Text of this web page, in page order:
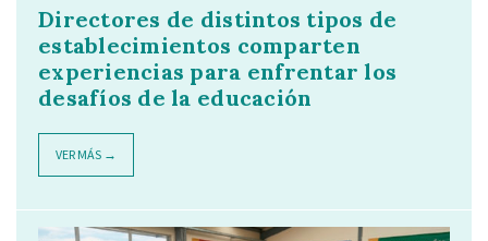
Directores de distintos tipos de
establecimientos comparten
experiencias para enfrentar los
desafíos de la educación
VER MÁS →